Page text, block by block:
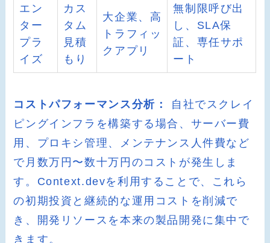
エン
ター
プラ
イズ
カス
タム
見積
もり
大企業、高
トラフィッ
クアプリ
無制限呼び出
し、SLA保
証、専任サポ
ート
コストパフォーマンス分析：
自社でスクレイ
ピングインフラを構築する場合、サーバー費
用、プロキシ管理、メンテナンス人件費など
で月数万円〜数十万円のコストが発生しま
す。Context.devを利用することで、これら
の初期投資と継続的な運用コストを削減で
き、開発リソースを本来の製品開発に集中で
きます。